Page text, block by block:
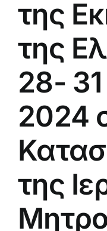
της
της
28-
2024
της